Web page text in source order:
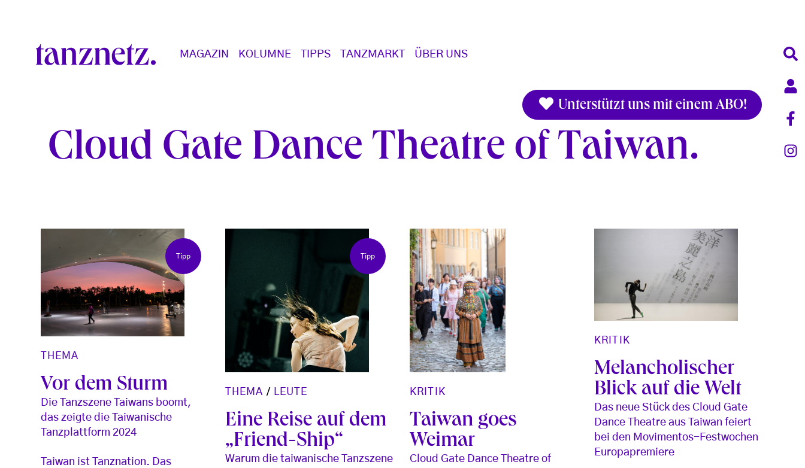
Main navigation
MAGAZIN KOLUMNE TIPPS TANZMARKT ÜBER UNS
Unterstützt uns mit einem ABO!
Cloud Gate Dance Theatre of Taiwan
Tipp
THEMA
Vor dem Sturm
Die Tanzszene Taiwans boomt,
das zeigte die Taiwanische
Tanzplattform 2024
Taiwan ist Tanznation. Das
Tipp
THEMA / LEUTE
Eine Reise auf dem
„Friend-Ship“
Warum die taiwanische Tanzszene
KRITIK
Taiwan goes
Weimar
Cloud Gate Dance Theatre of
KRITIK
Melancholischer
Blick auf die Welt
Das neue Stück des Cloud Gate
Dance Theatre aus Taiwan feiert
bei den Movimentos-Festwochen
Europapremiere